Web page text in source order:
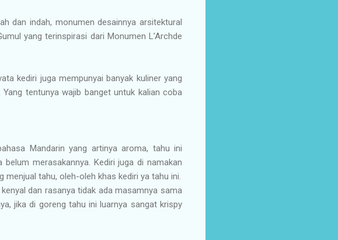
dan indah, monumen desainnya arsitektural
yang terinspirasi dari Monumen L’Archde
kediri juga mempunyai banyak kuliner yang
tentunya wajib banget untuk kalian coba
Mandarin yang artinya aroma, tahu ini
merasakannya. Kediri juga di namakan
tahu, oleh-oleh khas kediri ya tahu ini.
dan rasanya tidak ada masamnya sama
jika di goreng tahu ini luarnya sangat krispy